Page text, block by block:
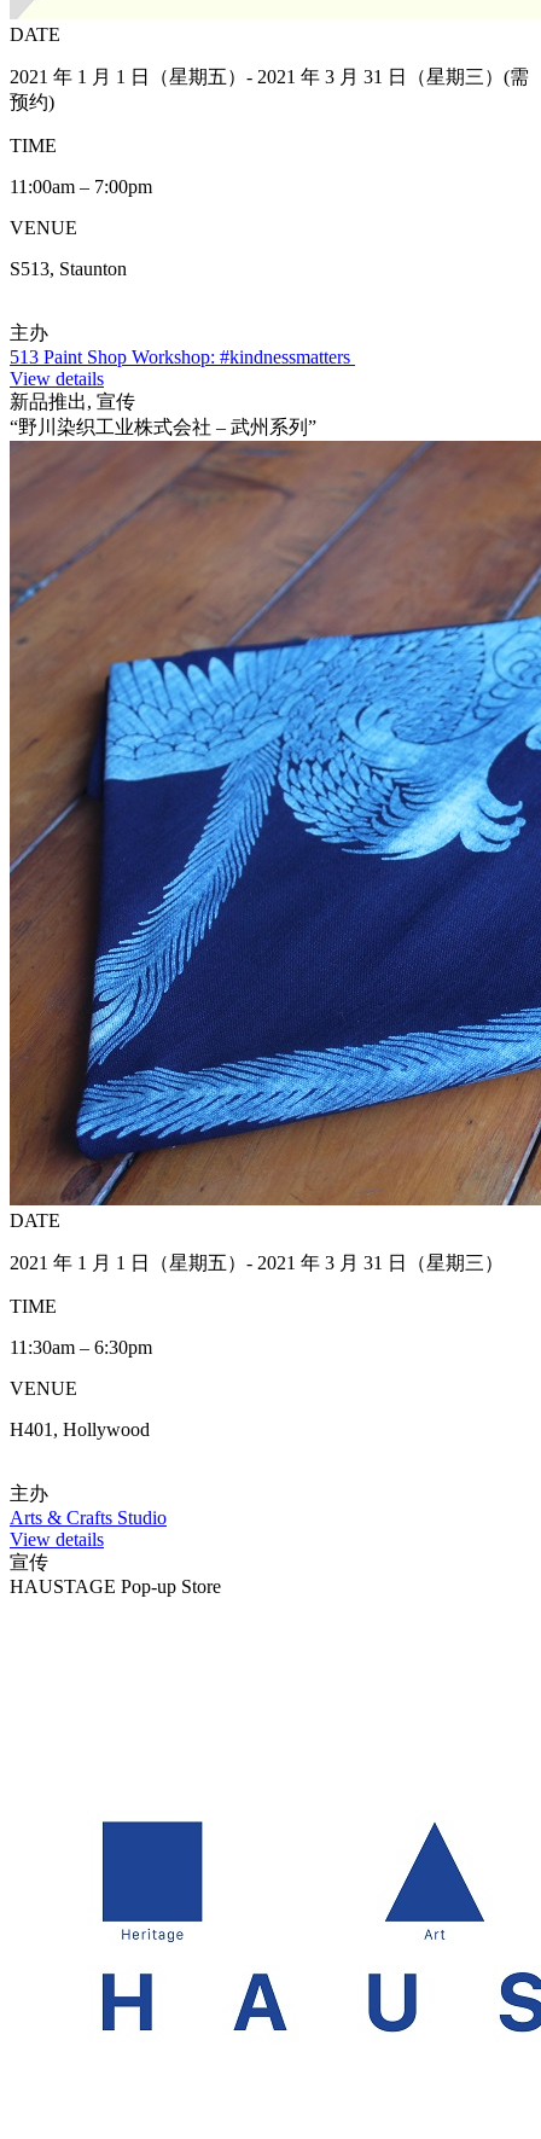
DATE
2021 年 1 月 1 日（星期五）- 2021 年 3 月 31 日（星期三）(需
预约)
TIME
11:00am – 7:00pm
VENUE
S513, Staunton
主办
513 Paint Shop Workshop: #kindnessmatters
View details
新品推出, 宣传
“野川染织工业株式会社 – 武州系列”
DATE
2021 年 1 月 1 日（星期五）- 2021 年 3 月 31 日（星期三）
TIME
11:30am – 6:30pm
VENUE
H401, Hollywood
主办
Arts & Crafts Studio
View details
宣传
HAUSTAGE Pop-up Store